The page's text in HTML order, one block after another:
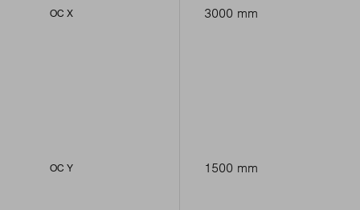
ОС Х
ОС Y
3000 mm
1500 mm